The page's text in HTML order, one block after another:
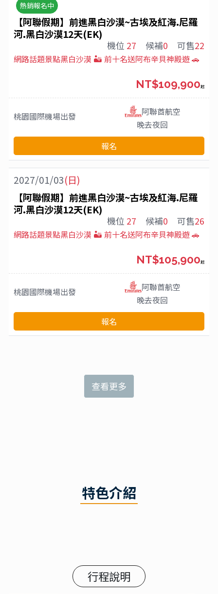
熱銷報名中
【阿聯假期】前進黑白沙漠~古埃及紅海.尼羅
河.黑白沙漠12天(EK)
機位 27 候補0 可售22
網路話題景點黑白沙漠 🏜️ 前十名送阿布辛貝神殿遊 🚗
桃園國際機場出發
阿聯酋航空
晚去夜回
NT$109,900起
報名
2027/01/03(日)
【阿聯假期】前進黑白沙漠~古埃及紅海.尼羅
河.黑白沙漠12天(EK)
機位 27 候補0 可售26
網路話題景點黑白沙漠 🏜️ 前十名送阿布辛貝神殿遊 🚗
桃園國際機場出發
阿聯酋航空
晚去夜回
NT$105,900起
報名
查看更多
特色介紹
行程說明